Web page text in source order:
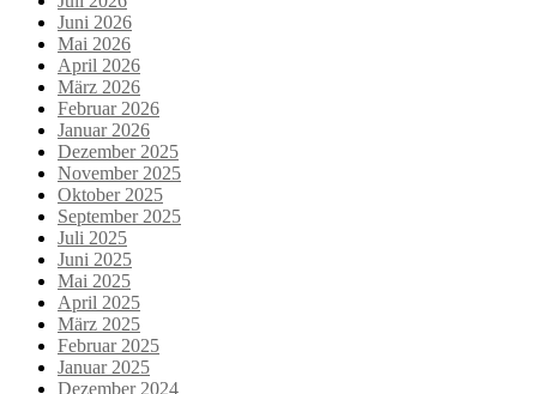
Juni 2026
Mai 2026
April 2026
März 2026
Februar 2026
Januar 2026
Dezember 2025
November 2025
Oktober 2025
September 2025
Juli 2025
Juni 2025
Mai 2025
April 2025
März 2025
Februar 2025
Januar 2025
Dezember 2024